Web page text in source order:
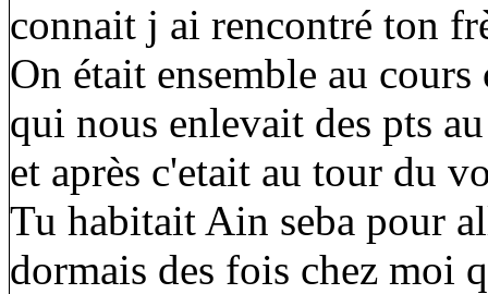
connait j ai rencontré ton
On était ensemble au
qui nous enlevait des pts
et après c'etait au tour du
Tu habitait Ain seba pour
dormais des fois chez moi